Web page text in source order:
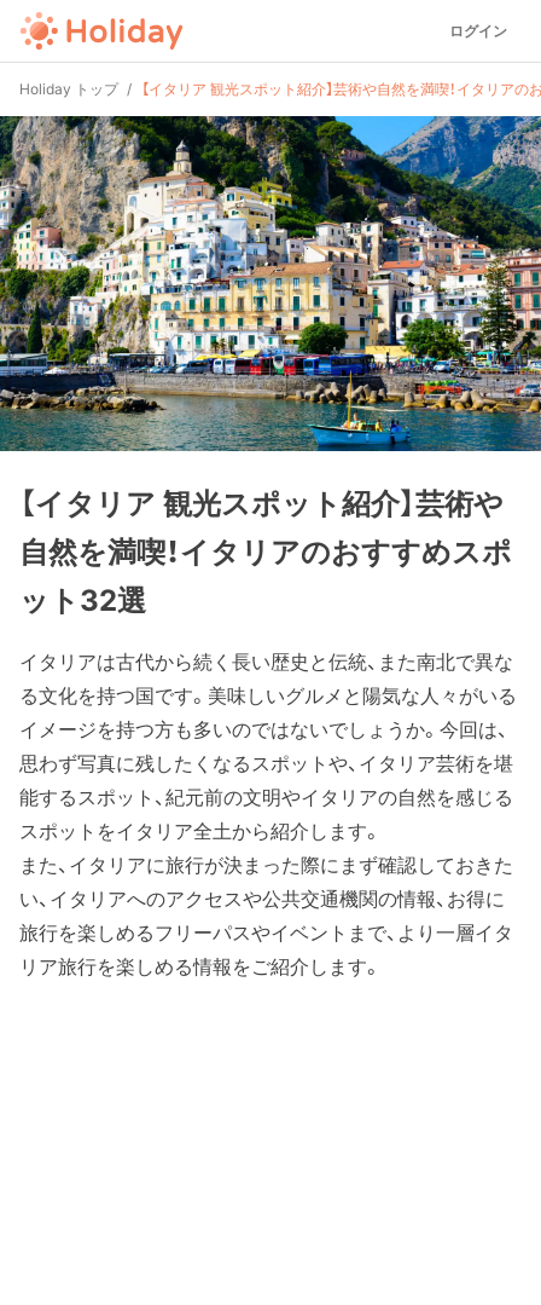
ログイン
Holiday トップ 【イタリア 観光スポット紹介】芸術や自然を満喫！イタリア
【イタリア 観光スポット紹介】芸術や
自然を満喫！イタリアのおすすめスポ
ット32選
イタリアは古代から続く長い歴史と伝統、また南北で異な
る文化を持つ国です。美味しいグルメと陽気な人々がいる
イメージを持つ方も多いのではないでしょうか。今回は、
思わず写真に残したくなるスポットや、イタリア芸術を堪
能するスポット、紀元前の文明やイタリアの自然を感じる
スポットをイタリア全土から紹介します。
また、イタリアに旅行が決まった際にまず確認しておきた
い、イタリアへのアクセスや公共交通機関の情報、お得に
旅行を楽しめるフリーパスやイベントまで、より一層イタ
リア旅行を楽しめる情報をご紹介します。